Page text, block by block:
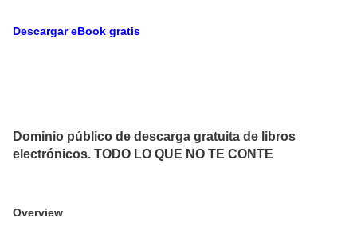
Descargar eBook gratis
Dominio público de descarga gratuita de libros
electrónicos. TODO LO QUE NO TE CONTE
Overview